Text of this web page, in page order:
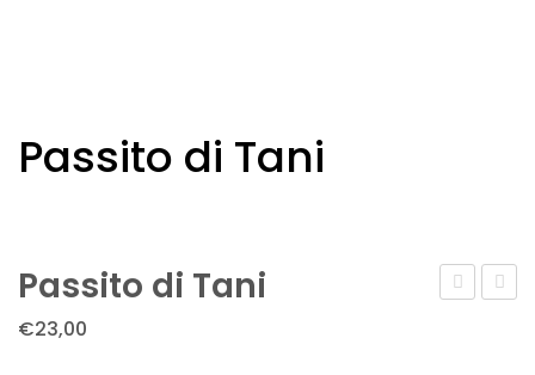
Passito di Tani
Passito di Tani
€23,00